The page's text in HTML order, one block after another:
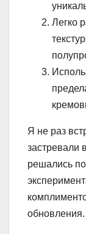
Легко
Я не раз
застревали
решались
обновления.